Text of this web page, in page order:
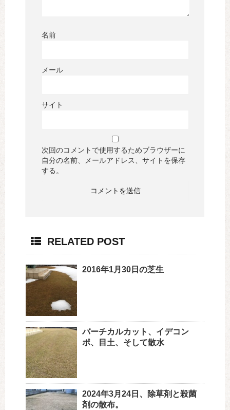
名前
メール
サイト
次回のコメントで使用するためブラウザーに
自分の名前、メールアドレス、サイトを保存
する。
RELATED POST
2016年1月30日の芝生
バーチカルカット、イデコン
ポ、目土、そして散水
2024年3月24日、除草剤と殺菌
剤の散布。